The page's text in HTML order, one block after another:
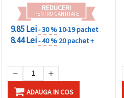
REDUCERI
PENTRU CANTITATE
9.85 Lei- 30 %10-19 pachet
8.44 Lei- 40 % 20 pachet +
ADAUGA IN COS